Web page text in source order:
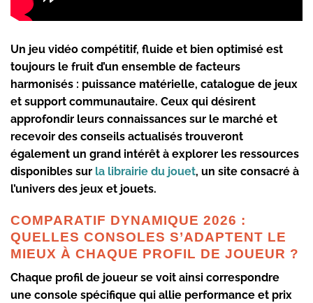
Un jeu vidéo compétitif, fluide et bien optimisé est
toujours le fruit d’un ensemble de facteurs
harmonisés : puissance matérielle, catalogue de jeux
et support communautaire. Ceux qui désirent
approfondir leurs connaissances sur le marché et
recevoir des conseils actualisés trouveront
également un grand intérêt à explorer les ressources
disponibles sur la librairie du jouet, un site consacré à
l’univers des jeux et jouets.
COMPARATIF DYNAMIQUE 2026 :
QUELLES CONSOLES S’ADAPTENT LE
MIEUX À CHAQUE PROFIL DE JOUEUR ?
Chaque profil de joueur se voit ainsi correspondre
une console spécifique qui allie performance et prix